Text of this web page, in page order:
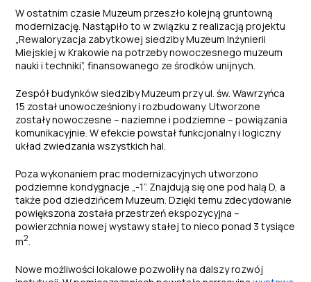
W ostatnim czasie Muzeum przeszło kolejną gruntowną
modernizację. Nastąpiło to w związku z realizacją projektu
„Rewaloryzacja zabytkowej siedziby Muzeum Inżynierii
Miejskiej w Krakowie na potrzeby nowoczesnego muzeum
nauki i techniki”, finansowanego ze środków unijnych.
Zespół budynków siedziby Muzeum przy ul. św. Wawrzyńca
15 został unowocześniony i rozbudowany. Utworzone
zostały nowoczesne – naziemne i podziemne – powiązania
komunikacyjnie. W efekcie powstał funkcjonalny i logiczny
układ zwiedzania wszystkich hal.
Poza wykonaniem prac modernizacyjnych utworzono
podziemne kondygnacje „-1”. Znajdują się one pod halą D, a
także pod dziedzińcem Muzeum. Dzięki temu zdecydowanie
powiększona została przestrzeń ekspozycyjna –
powierzchnia nowej wystawy stałej to nieco ponad 3 tysiące
m2.
Nowe możliwości lokalowe pozwoliły na dalszy rozwój